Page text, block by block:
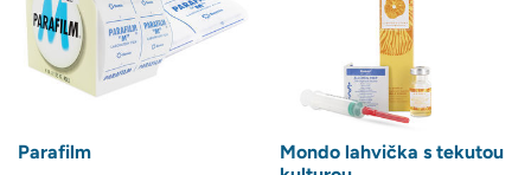
Parafilm
Mondo lahvička s tekutou